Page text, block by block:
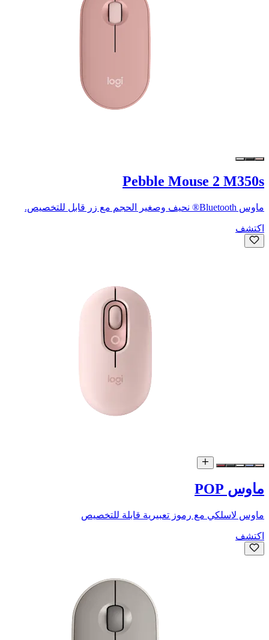
Pebble Mouse 2 M350s
ماوس Bluetooth® نحيف وصغير الحجم مع زر قابل للتخصيص.
اكتشف
ماوس POP
ماوس لاسلكي مع رموز تعبيرية قابلة للتخصيص
اكتشف